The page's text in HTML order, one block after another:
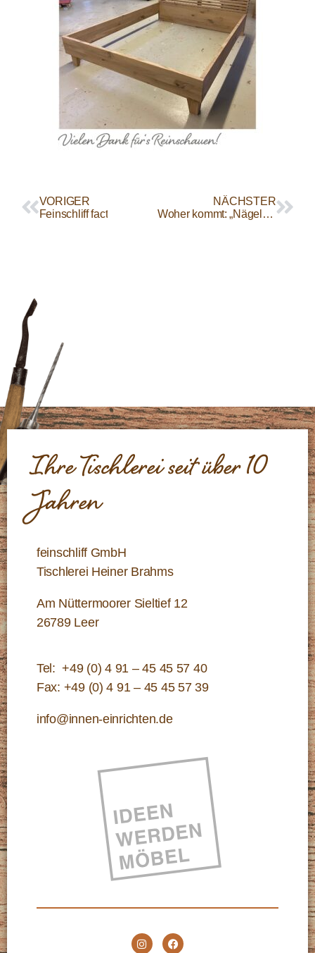
VORIGER
Feinschliff fact
NÄCHSTER
Woher kommt: „Nägel mit Köpfen machen“
Ihre Tischlerei seit über 10
Jahren
feinschliff GmbH
Tischlerei Heiner Brahms
Am Nüttermoorer Sieltief 12
26789 Leer
Tel:+49 (0) 4 91 – 45 45 57 40
Fax: +49 (0) 4 91 – 45 45 57 39
info@innen-einrichten.de